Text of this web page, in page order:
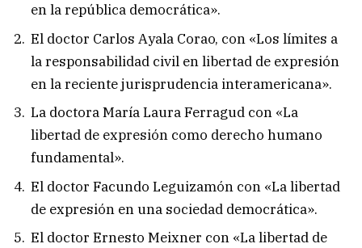
en la república democrática».
El doctor Carlos Ayala Corao, con «Los límites a
la responsabilidad civil en libertad de expresión
en la reciente jurisprudencia interamericana».
La doctora María Laura Ferragud con «La
libertad de expresión como derecho humano
fundamental».
El doctor Facundo Leguizamón con «La libertad
de expresión en una sociedad democrática».
El doctor Ernesto Meixner con «La libertad de